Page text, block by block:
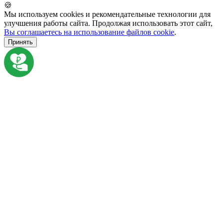
🍪
Мы используем cookies и рекомендательные технологии для
улучшения работы сайта. Продолжая использовать этот сайт,
Вы соглашаетесь на использование файлов cookie.
Принять